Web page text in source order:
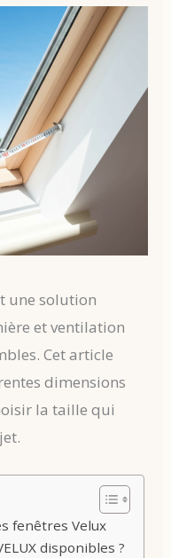
une solution
et ventilation
Cet article
dimensions
la taille qui
fenêtres Velux
disponibles ?